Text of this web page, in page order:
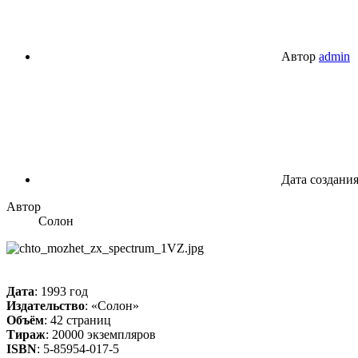
Автор admin
Дата создания
Автор
Солон
Дата: 1993 год
Издательство: «Солон»
Объём: 42 страниц
Тираж: 20000 экземпляров
ISBN: 5-85954-017-5